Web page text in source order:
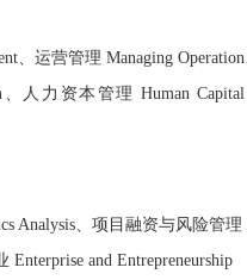
、运营管理 Managing
人力资本管理 Human
Analysis、项目融资与风险管理
and Entrepreneurship